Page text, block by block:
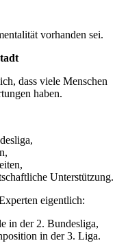
vorhanden sei.
dass viele Menschen
haben.
Unterstützung.
eigentlich:
in der 2. Bundesliga,
in der 3. Liga.